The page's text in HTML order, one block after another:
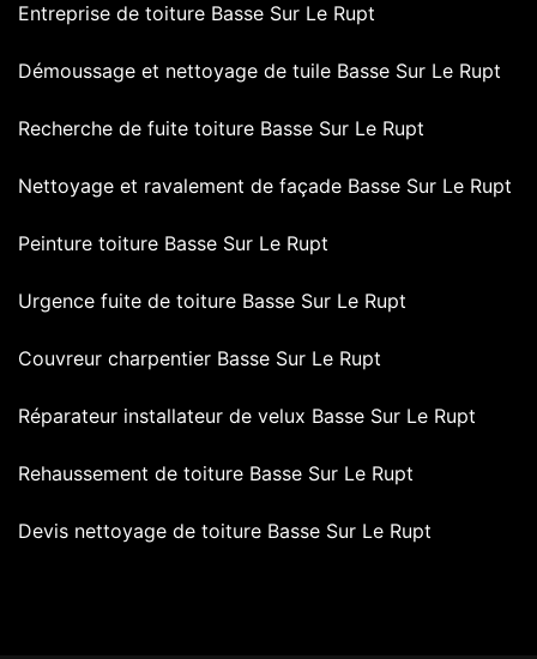
Entreprise de toiture Basse Sur Le Rupt
Démoussage et nettoyage de tuile Basse Sur Le Rupt
Recherche de fuite toiture Basse Sur Le Rupt
Nettoyage et ravalement de façade Basse Sur Le Rupt
Peinture toiture Basse Sur Le Rupt
Urgence fuite de toiture Basse Sur Le Rupt
Couvreur charpentier Basse Sur Le Rupt
Réparateur installateur de velux Basse Sur Le Rupt
Rehaussement de toiture Basse Sur Le Rupt
Devis nettoyage de toiture Basse Sur Le Rupt